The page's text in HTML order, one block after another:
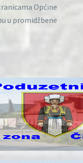
Općine
u promidžbene